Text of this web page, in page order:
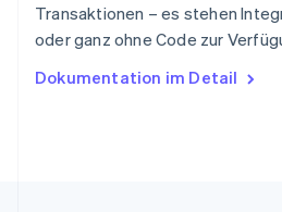
Transaktionen – es stehen
oder ganz ohne Code zur
Dokumentation im Detail
Tschechische Republik
English
English